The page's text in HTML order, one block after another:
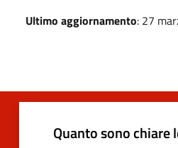
Ultimo aggiornamento: 27
Quanto sono